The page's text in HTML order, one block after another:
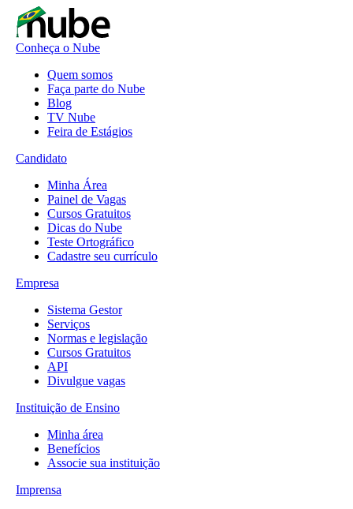
Conheça o Nube
Quem somos
Faça parte do Nube
Blog
TV Nube
Feira de Estágios
Candidato
Minha Área
Painel de Vagas
Cursos Gratuitos
Dicas do Nube
Teste Ortográfico
Cadastre seu currículo
Empresa
Sistema Gestor
Serviços
Normas e legislação
Cursos Gratuitos
API
Divulgue vagas
Instituição de Ensino
Minha área
Benefícios
Associe sua instituição
Imprensa